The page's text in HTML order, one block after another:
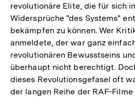
revolutionäre Elite, die für sich
Widersprüche "des Systems"
bekämpfen zu können. Wer
anmeldete, der war ganz
revolutionären Bewusstseins
überhaupt nicht berechtigt.
dieses Revolutionsgefasel oft
der langen Reihe der RAF-